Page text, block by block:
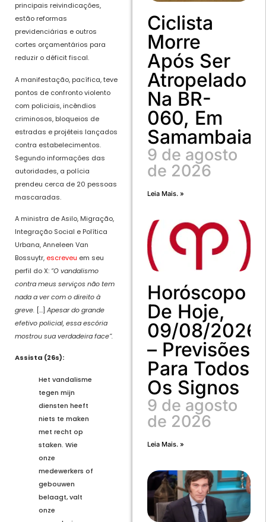
principais reivindicações,
estão reformas
previdenciárias e outros
cortes orçamentários para
reduzir o déficit fiscal.
A manifestação, pacífica, teve
pontos de confronto violento
com policiais, incêndios
criminosos, bloqueios de
estradas e projéteis lançados
contra estabelecimentos.
Segundo informações das
autoridades, a polícia
prendeu cerca de 20 pessoas
mascaradas.
A ministra de Asilo, Migração,
Integração Social e Política
Urbana, Anneleen Van
Bossuytr, escreveu em seu
perfil do X: “O vandalismo
contra meus serviços não tem
nada a ver com o direito à
greve. […] Apesar do grande
efetivo policial, essa escória
mostrou sua verdadeira face”.
Assista (26s):
Het vandalisme
tegen mijn
diensten heeft
niets te maken
met recht op
staken. Wie
onze
medewerkers of
gebouwen
belaagt, valt
onze
Ciclista
Morre
Após Ser
Atropelado
Na BR-
060, Em
Samambaia
9 de agosto
de 2026
Leia Mais. »
Horóscopo
De Hoje,
09/08/2026
– Previsões
Para Todos
Os Signos
9 de agosto
de 2026
Leia Mais. »